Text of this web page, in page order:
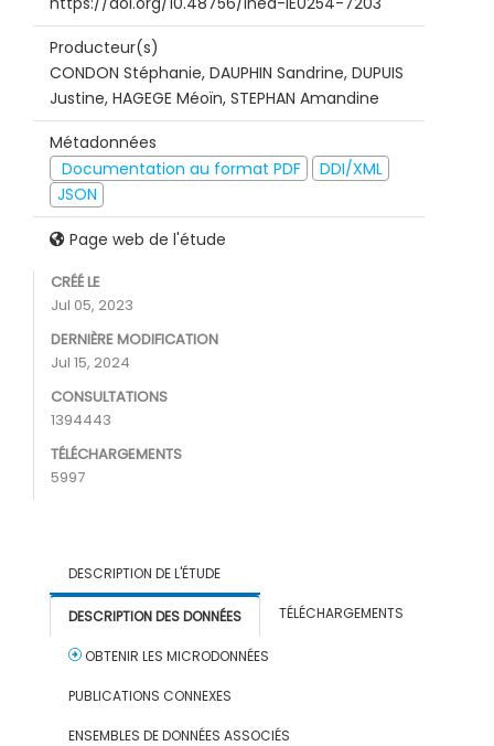
Producteur(s)
CONDON Stéphanie, DAUPHIN Sandrine, DUPUIS
Justine, HAGEGE Méoïn, STEPHAN Amandine
Métadonnées
Documentation au format PDF
DDI/XML
JSON
Page web de l'étude
CRÉÉ LE
Jul 05, 2023
DERNIÈRE MODIFICATION
Jul 15, 2024
CONSULTATIONS
1394443
TÉLÉCHARGEMENTS
5997
DESCRIPTION DE L'ÉTUDE
DESCRIPTION DES DONNÉES TÉLÉCHARGEMENTS
OBTENIR LES MICRODONNÉES
PUBLICATIONS CONNEXES
ENSEMBLES DE DONNÉES ASSOCIÉS